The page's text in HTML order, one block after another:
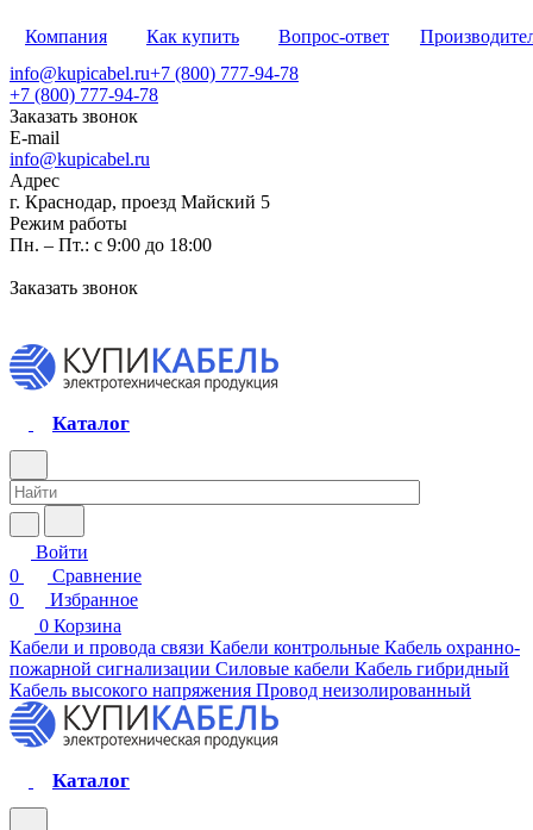
Компания Как купить Вопрос-ответ
info@kupicabel.ru+7 (800) 777-94-78
+7 (800) 777-94-78
Заказать звонок
E-mail
info@kupicabel.ru
Адрес
г. Краснодар, проезд Майский 5
Режим работы
Пн. – Пт.: с 9:00 до 18:00
Заказать звонок
Каталог
Войти
0
Сравнение
0
Избранное
0 Корзина
Кабели и провода связи Кабели контрольные Кабель охранно-
пожарной сигнализации Силовые кабели Кабель гибридный
Кабель высокого напряжения Провод неизолированный
Каталог